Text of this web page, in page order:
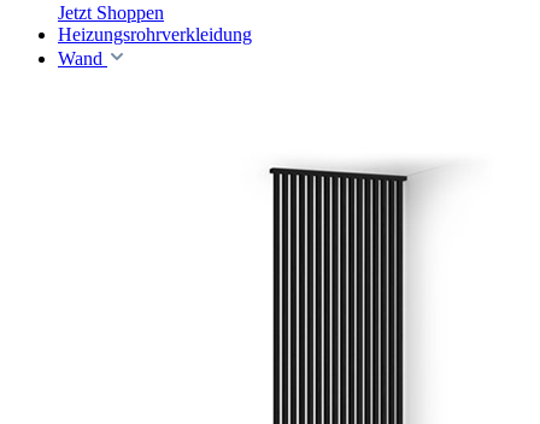
Jetzt Shoppen
Heizungsrohrverkleidung
Wand